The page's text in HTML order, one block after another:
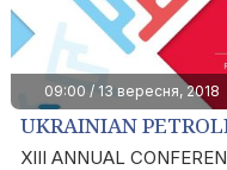
09:00 / 13 вересня, 2018
UKRAINIAN
XIII ANNUAL